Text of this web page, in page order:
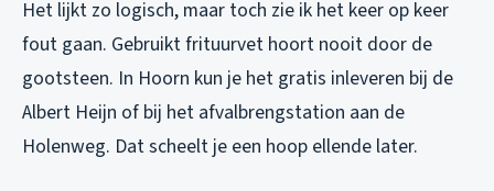
Het lijkt zo logisch, maar toch zie ik het keer op keer
fout gaan. Gebruikt frituurvet hoort nooit door de
gootsteen. In Hoorn kun je het gratis inleveren bij de
Albert Heijn of bij het afvalbrengstation aan de
Holenweg. Dat scheelt je een hoop ellende later.